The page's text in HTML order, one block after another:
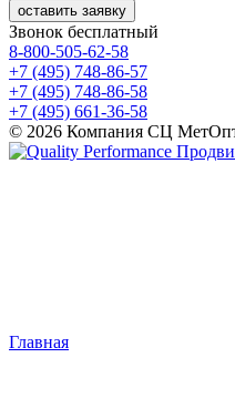
оставить заявку
Звонок бесплатный
8-800-505-62-58
+7 (495) 748-86-57
+7 (495) 748-86-58
+7 (495) 661-36-58
© 2026 Компания СЦ
Главная